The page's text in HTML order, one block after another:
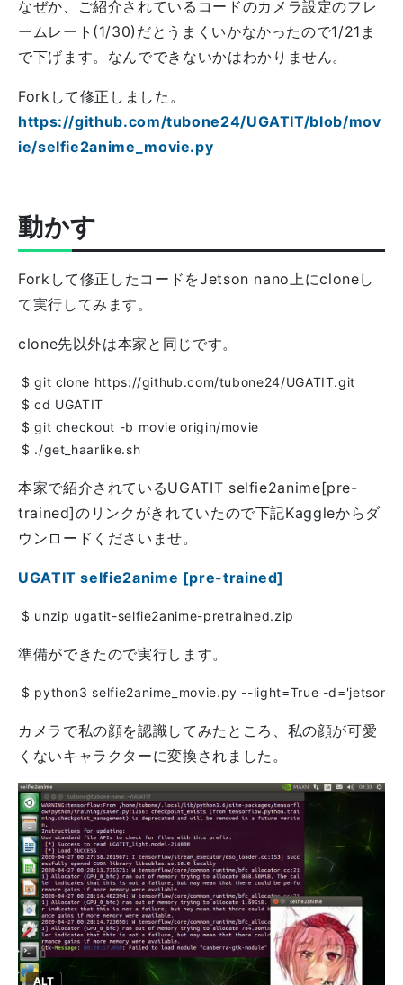
なぜか、ご紹介されているコードのカメラ設定のフレ
ームレート(1/30)だとうまくいかなかったので1/21ま
で下げます。なんでできないかはわかりません。
Forkして修正しました。
https://github.com/tubone24/UGATIT/blob/mov
ie/selfie2anime_movie.py
動かす
Forkして修正したコードをJetson nano上にcloneし
て実行してみます。
clone先以外は本家と同じです。
本家で紹介されているUGATIT selfie2anime[pre-
trained]のリンクがきれていたので下記Kaggleからダ
ウンロードくださいませ。
UGATIT selfie2anime [pre-trained]
準備ができたので実行します。
カメラで私の顔を認識してみたところ、私の顔が可愛
くないキャラクターに変換されました。
ALT